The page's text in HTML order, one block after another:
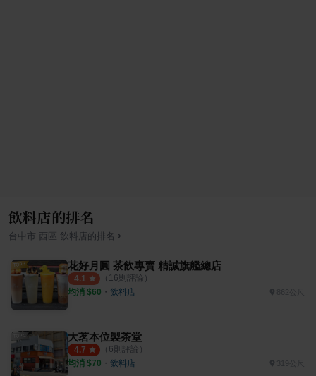
飲料店的排名
台中市 西區 飲料店的排名 ›
花好月圓 茶飲專賣 精誠旗艦總店
4.1 （ 16則評論）
均消 $60 ・ 飲料店
大茗本位製茶堂
4.7 （ 6則評論）
均消 $70 ・ 飲料店